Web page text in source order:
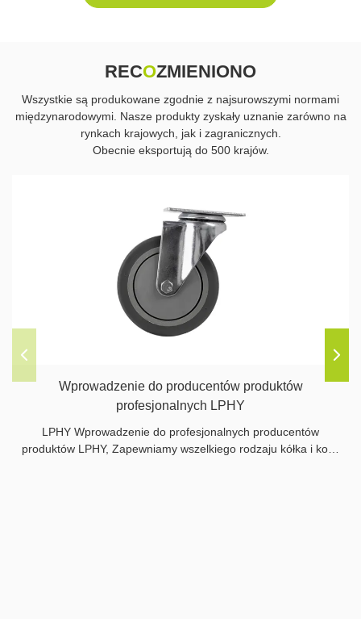
RECOZMIENIONO
Wszystkie są produkowane zgodnie z najsurowszymi normami
międzynarodowymi. Nasze produkty zyskały uznanie zarówno na
rynkach krajowych, jak i zagranicznych.
Obecnie eksportują do 500 krajów.
Wprowadzenie do producentów produktów
profesjonalnych LPHY
LPHY Wprowadzenie do profesjonalnych producentów
produktów LPHY, Zapewniamy wszelkiego rodzaju kółka i koła,